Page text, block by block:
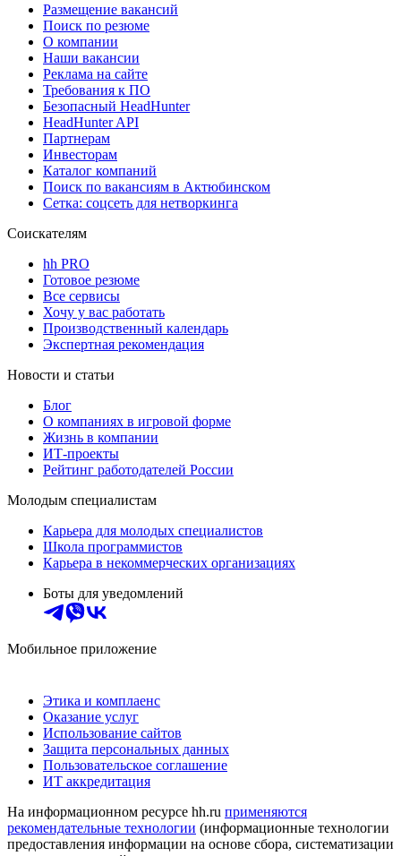
Размещение вакансий
Поиск по резюме
О компании
Наши вакансии
Реклама на сайте
Требования к ПО
Безопасный HeadHunter
HeadHunter API
Партнерам
Инвесторам
Каталог компаний
Поиск по вакансиям в Актюбинском
Сетка: соцсеть для нетворкинга
Соискателям
hh PRO
Готовое резюме
Все сервисы
Хочу у вас работать
Производственный календарь
Экспертная рекомендация
Новости и статьи
Блог
О компаниях в игровой форме
Жизнь в компании
ИТ-проекты
Рейтинг работодателей России
Молодым специалистам
Карьера для молодых специалистов
Школа программистов
Карьера в некоммерческих организациях
Боты для уведомлений
Мобильное приложение
Этика и комплаенс
Оказание услуг
Использование сайтов
Защита персональных данных
Пользовательское соглашение
ИТ аккредитация
На информационном ресурсе hh.ru применяются
рекомендательные технологии (информационные технологии
предоставления информации на основе сбора, систематизации